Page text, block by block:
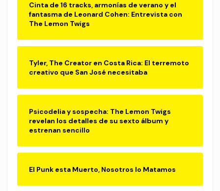
Cinta de 16 tracks, armonías de verano y el
fantasma de Leonard Cohen: Entrevista con
The Lemon Twigs
Tyler, The Creator en Costa Rica: El terremoto
creativo que San José necesitaba
Psicodelia y sospecha: The Lemon Twigs
revelan los detalles de su sexto álbum y
estrenan sencillo
El Punk esta Muerto, Nosotros lo Matamos